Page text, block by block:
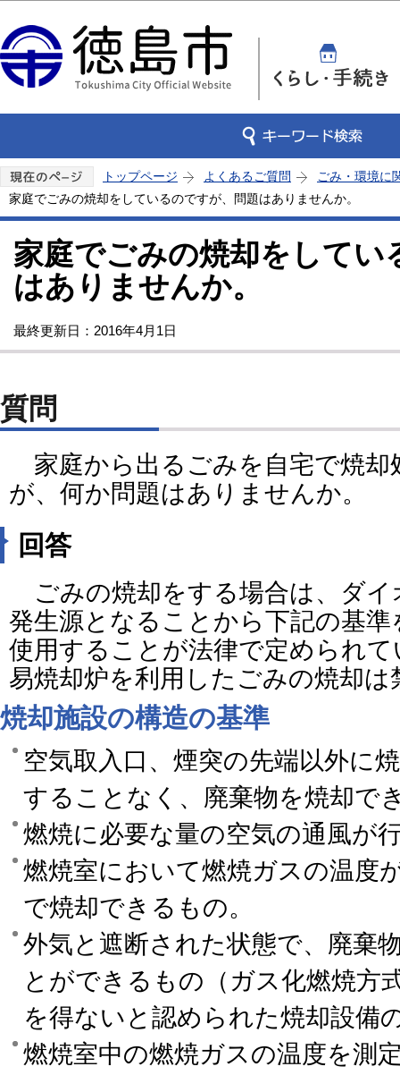
トップページ よくあるご質問
ごみ・環境に
家庭でごみの焼却をしているのですが、問題はありませんか。
家庭でごみの焼却をしてい
はありませんか。
最終更新日：2016年4月1日
質問
家庭から出るごみを自宅で焼却
が、何か問題はありませんか。
回答
ごみの焼却をする場合は、ダイ
発生源となることから下記の基
使用することが法律で定められ
易焼却炉を利用したごみの焼却
焼却施設の構造の基準
空気取入口、煙突の先端以外に
することなく、廃棄物を焼却で
燃焼に必要な量の空気の通風が
燃焼室において燃焼ガスの温度
で焼却できるもの。
外気と遮断された状態で、廃棄
とができるもの（ガス化燃焼方
を得ないと認められた焼却設備
燃焼室中の燃焼ガスの温度を測